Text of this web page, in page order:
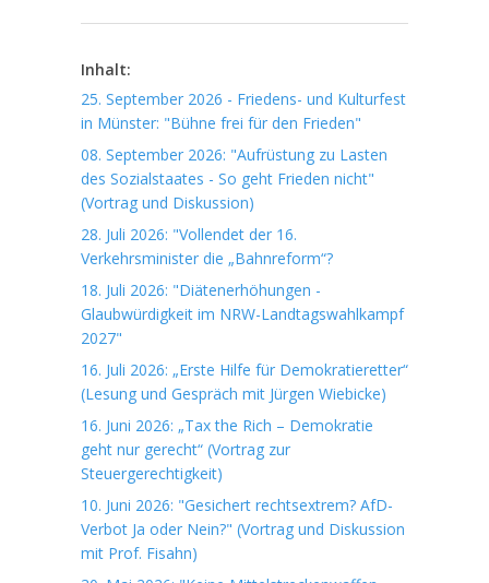
Inhalt:
25. September 2026 - Friedens- und Kulturfest
in Münster: "Bühne frei für den Frieden"
08. September 2026: "Aufrüstung zu Lasten
des Sozialstaates - So geht Frieden nicht"
(Vortrag und Diskussion)
28. Juli 2026: "Vollendet der 16.
Verkehrsminister die „Bahnreform“?
18. Juli 2026: "Diätenerhöhungen -
Glaubwürdigkeit im NRW-Landtagswahlkampf
2027"
16. Juli 2026: „Erste Hilfe für Demokratieretter“
(Lesung und Gespräch mit Jürgen Wiebicke)
16. Juni 2026: „Tax the Rich – Demokratie
geht nur gerecht“ (Vortrag zur
Steuergerechtigkeit)
10. Juni 2026: "Gesichert rechtsextrem? AfD-
Verbot Ja oder Nein?" (Vortrag und Diskussion
mit Prof. Fisahn)